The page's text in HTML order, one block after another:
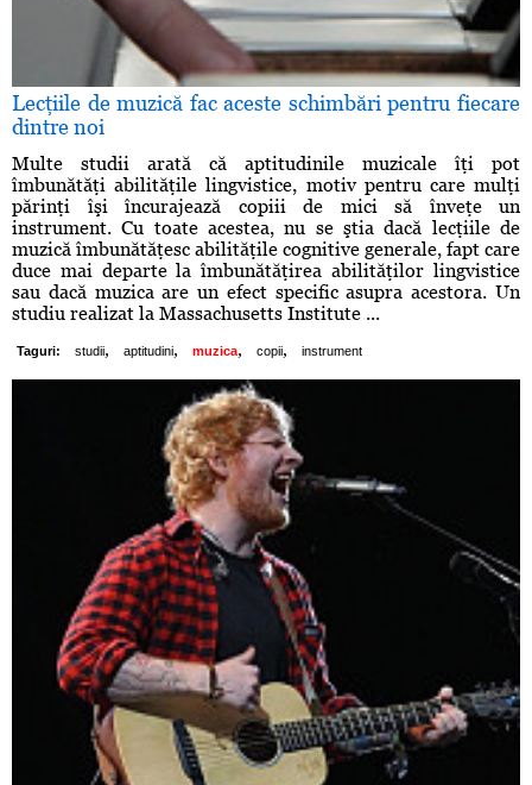
Lecţiile de muzică fac aceste schimbări pentru fiecare
dintre noi
Multe studii arată că aptitudinile muzicale îţi pot
îmbunătăţi abilităţile lingvistice, motiv pentru care mulţi
părinţi îşi încurajează copiii de mici să înveţe un
instrument. Cu toate acestea, nu se ştia dacă lecţiile de
muzică îmbunătăţesc abilităţile cognitive generale, fapt care
duce mai departe la îmbunătăţirea abilităţilor lingvistice
sau dacă muzica are un efect specific asupra acestora. Un
studiu realizat la Massachusetts Institute ...
Taguri: studii, aptitudini, muzica, copii, instrument